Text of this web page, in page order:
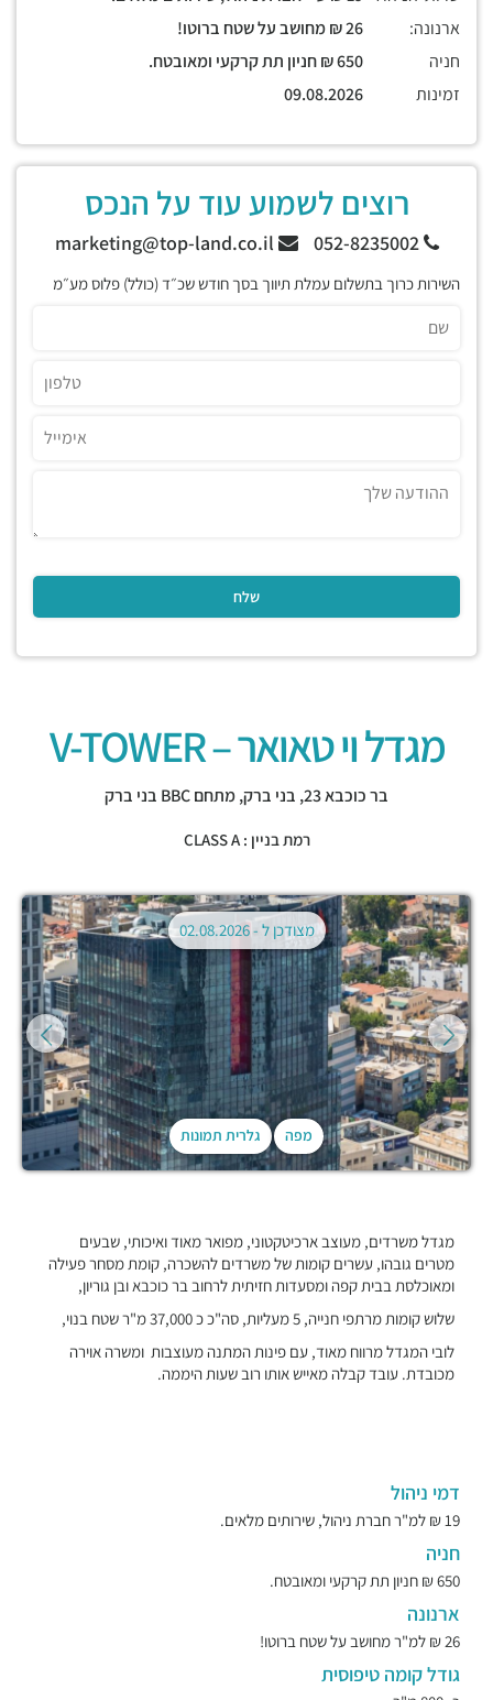
ארנונה:
חניה
זמינות
רוצים לשמוע עוד על הנכס
052-8235002
השירות כרוך בתשלום עמלת תיווך בסך חודש שכ״ד (כולל) פלוס מע״מ
מגדל וי טאואר – V-TOWER
בר כוכבא 23, בני ברק,מתחם BBC בני ברק
רמת בניין : CLASS A
מפה גלרית תמונות
מצודכן ל -02.08.2026
מגדל משרדים, מעוצב ארכיטקטוני, מפואר מאוד ואיכותי, שבעים
מטרים גובהו, עשרים קומות של משרדים להשכרה, קומת מסחר פעילה
ומאוכלסת בבית קפה ומסעדות חזיתית לרחוב בר כוכבא ובן גוריון,
שלוש קומות מרתפי חנייה, 5 מעליות, סה"כ כ 37,000 מ"ר שטח בנוי,
לובי המגדל מרווח מאוד, עם פינות המתנה מעוצבות ומשרה אוירה
מכובדת. עובד קבלה מאייש אותו רוב שעות היממה.
דמי ניהול
19 ₪ למ"ר חברת ניהול, שירותים מלאים.
חניה
650 ₪ חניון תת קרקעי ומאובטח.
ארנונה
26 ₪ למ"ר מחושב על שטח ברוטו!
גודל קומה טיפוסית